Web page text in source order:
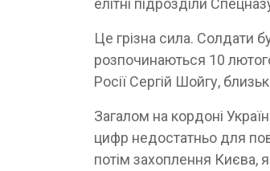
елітні підрозділи
Це грізна сила. Солдати
розпочинаються 10
Росії Сергій Шойгу,
Загалом на кордоні
цифр недостатньо для
потім захоплення Києва,